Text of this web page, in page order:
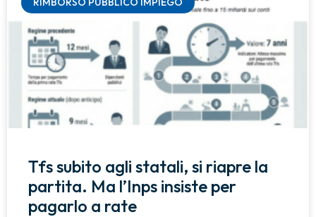
Tfs subito agli statali, si riapre la
partita. Ma l’Inps insiste per
pagarlo a rate